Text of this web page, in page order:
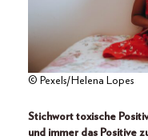
© Pexels/Helena Lopes
Stichwort toxische
und immer das Positive